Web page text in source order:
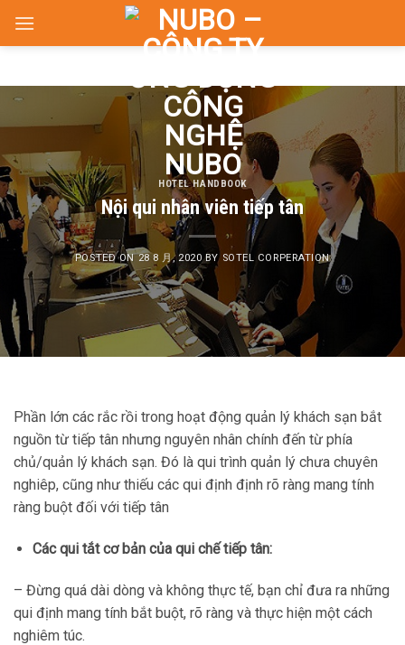
HOTEL HANDBOOK
Nội qui nhân viên tiếp tân
POSTED ON28 8 月, 2020BY SOTEL CORPERATION
Phần lớn các rắc rồi trong hoạt động quản lý khách sạn bắt
nguồn từ tiếp tân nhưng nguyên nhân chính đến từ phía
chủ/quản lý khách sạn. Đó là qui trình quản lý chưa chuyên
nghiêp, cũng như thiếu các qui định định rõ ràng mang tính
ràng buột đối với tiếp tân
Các qui tắt cơ bản của qui chế tiếp tân:
– Đừng quá dài dòng và không thực tế, bạn chỉ đưa ra những
qui định mang tính bắt buột, rõ ràng và thực hiện một cách
nghiêm túc.